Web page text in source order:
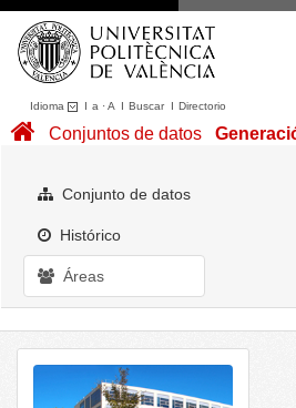
Idioma I a ·A I BuscarI Directorio
Conjuntos de datos
Acerca de
Conjuntos de datos
Conjunto de datos
Histórico
Áreas